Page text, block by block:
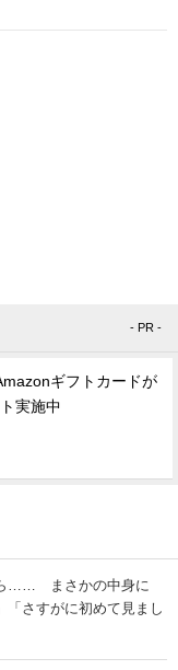
- PR -
ギフトカードが
実施中
…… まさかの中身に
「さすがに初めて見まし